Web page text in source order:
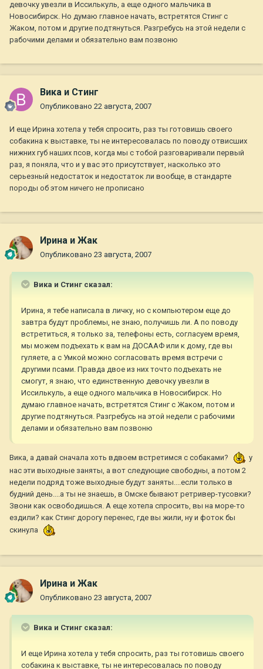
девочку увезли в Иссилькуль, а еще одного мальчика в
Новосибирск. Но думаю главное начать, встретятся Стинг с
Жаком, потом и другие подтянуться. Разгребусь на этой недели с
рабочими делами и обязательно вам позвоню
Вика и Стинг
Опубликовано 22 августа, 2007
И еще Ирина хотела у тебя спросить, раз ты готовишь своего
собакина к выставке, ты не интересовалась по поводу отвисших
нижних губ наших псов, когда мы с тобой разговаривали первый
раз, я поняла, что и у вас это присутствует, насколько это
серьезный недостаток и недостаток ли вообще, в стандарте
породы об этом ничего не прописано
Ирина и Жак
Опубликовано 23 августа, 2007
Вика и Стинг сказал:
Ирина, я тебе написала в личку, но с компьютером еще до
завтра будут проблемы, не знаю, получишь ли. А по поводу
встретиться, я только за, телефоны есть, согласуем время,
мы можем подъехать к вам на ДОСААФ или к дому, где вы
гуляете, а с Умкой можно согласовать время встречи с
другими псами. Правда двое из них точто подъехать не
смогут, я знаю, что единственную девочку увезли в
Иссилькуль, а еще одного мальчика в Новосибирск. Но
думаю главное начать, встретятся Стинг с Жаком, потом и
другие подтянуться. Разгребусь на этой недели с рабочими
делами и обязательно вам позвоню
Вика, а давай сначала хоть вдвоем встретимся с собаками?
у
нас эти выходные заняты, а вот следующие свободны, а потом 2
недели подряд тоже выходные будут заняты....если только в
будний день....а ты не знаешь, в Омске бывают ретривер-тусовки?
Звони как освободишься. А еще хотела спросить, вы на море-то
ездили? как Стинг дорогу перенес, где вы жили, ну и фоток бы
скинула
Ирина и Жак
Опубликовано 23 августа, 2007
Вика и Стинг сказал:
И еще Ирина хотела у тебя спросить, раз ты готовишь своего
собакина к выставке, ты не интересовалась по поводу